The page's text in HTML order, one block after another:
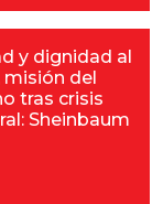
y dignidad al
misión del
tras crisis
Sheinbaum